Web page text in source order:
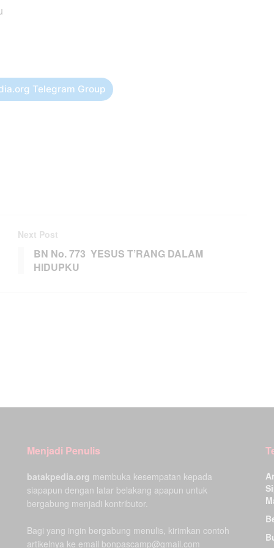
Telegram Group
Next Post
BN No. 773 YESUS T’RANG DALAM
HIDUPKU
Menjadi Penulis
batakpedia.org membuka kesempatan kepada
siapapun dengan latar belakang apapun untuk
bergabung menjadi kontributor.
Bagi yang ingin bergabung menulis, kirimkan contoh
artikelnya ke email bonpascamp@gmail.com